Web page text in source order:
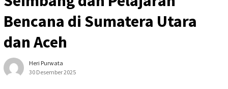
Bencana di Sumatera Utara
dan Aceh
Heri Purwata
30 Desember 2025